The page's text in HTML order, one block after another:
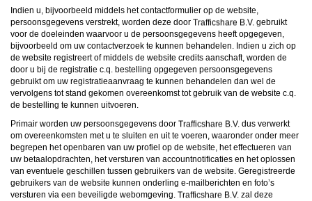
Indien u, bijvoorbeeld middels het contactformulier op de website,
persoonsgegevens verstrekt, worden deze door
gebruikt
voor de doeleinden waarvoor u de persoonsgegevens heeft opgegeven,
bijvoorbeeld om uw contactverzoek te kunnen behandelen. Indien u zich op
de website registreert of middels de website credits aanschaft, worden de
door u bij de registratie c.q. bestelling opgegeven persoonsgegevens
gebruikt om uw registratieaanvraag te kunnen behandelen dan wel de
vervolgens tot stand gekomen overeenkomst tot gebruik van de website c.q.
de bestelling te kunnen uitvoeren.
Primair worden uw persoonsgegevens door
dus verwerkt
om overeenkomsten met u te sluiten en uit te voeren, waaronder onder meer
begrepen het openbaren van uw profiel op de website, het effectueren van
uw betaalopdrachten, het versturen van accountnotificaties en het oplossen
van eventuele geschillen tussen gebruikers van de website. Geregistreerde
gebruikers van de website kunnen onderling e-mailberichten en foto’s
versturen via een beveiligde webomgeving.
zal deze